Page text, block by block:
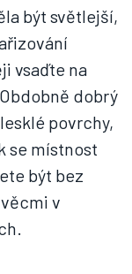
být světlejší,
vsaďte na
dobrý
povrchy,
se místnost
být bez
v